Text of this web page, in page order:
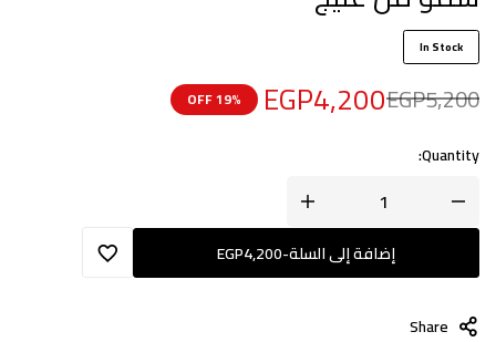
In Stock
EGP5,200
EGP4,200
19% OFF
Quantity:
إضافة إلى السلة-
EGP4,200
Share